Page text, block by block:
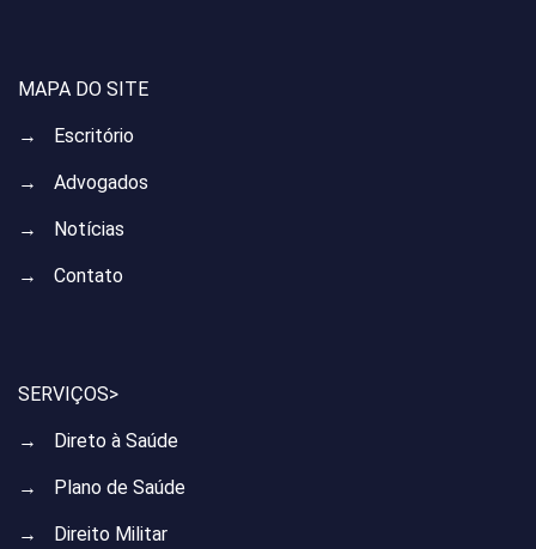
MAPA DO SITE
→ Escritório
→ Advogados
→ Notícias
→ Contato
SERVIÇOS>
→ Direto à Saúde
→ Plano de Saúde
→ Direito Militar